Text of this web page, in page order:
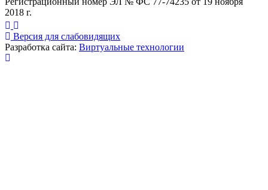
2018 г.
Версия для слабовидящих
Разработка сайта: Виртуальные технологии